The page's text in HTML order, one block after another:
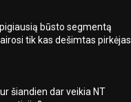
būsto segmentą
tik kas dešimtas pirkėjas
šiandien dar veikia NT